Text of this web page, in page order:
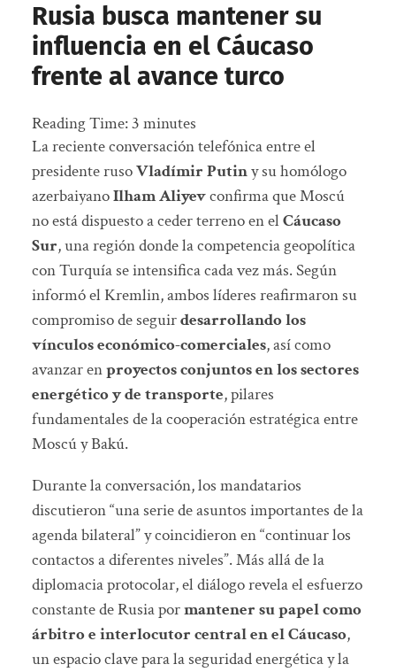
Rusia busca mantener su
influencia en el Cáucaso
frente al avance turco
Reading Time:3 minutes
La reciente conversación telefónica entre el
presidente rusoVladímir Putiny su homólogo
azerbaiyanoIlham Aliyevconfirma que Moscú
no está dispuesto a ceder terreno en elCáucaso
Sur, una región donde la competencia geopolítica
con Turquía se intensifica cada vez más. Según
informó el Kremlin, ambos líderes reafirmaron su
compromiso de seguirdesarrollando los
vínculos económico-comerciales, así como
avanzar enproyectos conjuntos en los sectores
energético y de transporte, pilares
fundamentales de la cooperación estratégica entre
Moscú y Bakú.
Durante la conversación, los mandatarios
discutieron “una serie de asuntos importantes de la
agenda bilateral” y coincidieron en “continuar los
contactos a diferentes niveles”. Más allá de la
diplomacia protocolar, el diálogo revela el esfuerzo
constante de Rusia pormantener su papel como
árbitro e interlocutor central en el Cáucaso,
un espacio clave para la seguridad energética y la